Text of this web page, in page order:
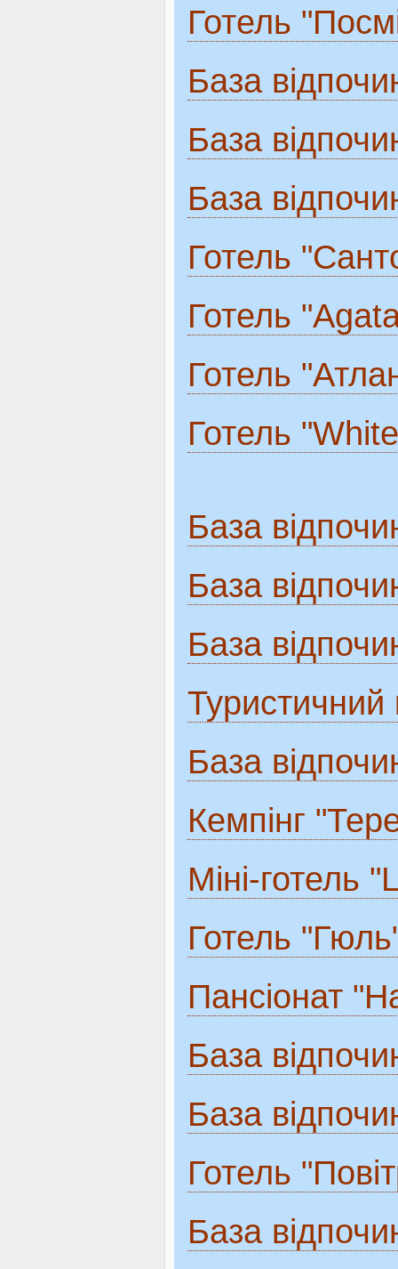
Готель
База
База
База
Готель
Готель
Готель
Готель
База
База
База
База
Кемпінг
Міні-готель
Готель
Пансіонат
База
База
Готель
База